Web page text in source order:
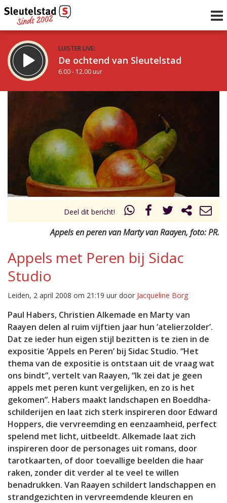
LUISTER LIVE:
De ochtend van Sleutelstad
6.00 - 12.00 uur
De middag van Sleutelstad
12.00 - 19.00 uur
uur 1 van 0
Inklappen
Deel dit bericht!
Appels en peren van Marty van Raayen, foto: PR.
Appels met Peren bij Sidac
Studio
Leiden, 2 april 2008 om 21:19 uur door Jacqueline Borg
Paul Habers, Christien Alkemade en Marty van
Raayen delen al ruim vijftien jaar hun ‘atelierzolder’.
Dat ze ieder hun eigen stijl bezitten is te zien in de
expositie ‘Appels en Peren’ bij Sidac Studio. “Het
thema van de expositie is ontstaan uit de vraag wat
ons bindt”, vertelt van Raayen, “Ik zei dat je geen
appels met peren kunt vergelijken, en zo is het
gekomen”. Habers maakt landschapen en Boeddha-
schilderijen en laat zich sterk inspireren door Edward
Hoppers, die vervreemding en eenzaamheid, perfect
spelend met licht, uitbeeldt. Alkemade laat zich
inspireren door de personages uit romans, door
tarotkaarten, of door toevallige beelden die haar
raken, zonder dit verder al te veel te willen
benadrukken. Van Raayen schildert landschappen en
strandgezichten in vervreemdende kleuren en